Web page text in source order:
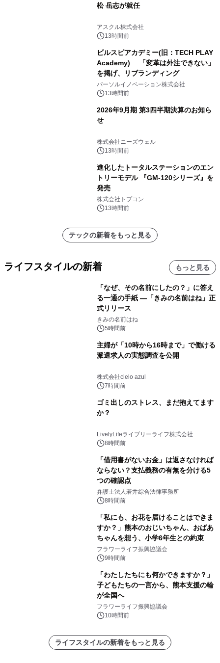
松 岳志が就任
アスクル株式会社
13時間前
ビルスピアカデミー(旧：TECH PLAY
Academy) 「変革は外注できない」
を掲げ、リブランディング
パーソルイノベーション株式会社
13時間前
2026年9月期 第3四半期決算のお知ら
せ
株式会社ニーズウェル
13時間前
進化したトータルステーションのエン
トリーモデル 『GM-120シリーズ』を
発売
株式会社トプコン
13時間前
テックの新着をもっと見る
ライフスタイルの新着 もっと見る
「なぜ、その名前にしたの？」に答え
る一通の手紙 ―「きみの名前はね」正
式リリース
きみの名前はね
5時間前
主婦が「10時から16時まで」で働ける
派遣求人の実態調査を公開
株式会社cielo azul
7時間前
ゴミ出しのストレス、まだ抱えてます
か？
LivelyLifeライブリーライフ株式会社
8時間前
「借用書がないお金」は返さなければ
ならない？支払義務の有無を分ける5
つの確認点
弁護士法人若井綜合法律事務所
8時間前
「私にも、お花を届けることはできま
すか？」熊本のおじいちゃん、おばあ
ちゃんを想う、小学6年生との約束
フラワーライフ振興協議会
9時間前
「わたしたちにも何かできますか？」
子どもたちの一言から、熊本支援の輪
が全国へ
フラワーライフ振興協議会
10時間前
ライフスタイルの新着をもっと見る